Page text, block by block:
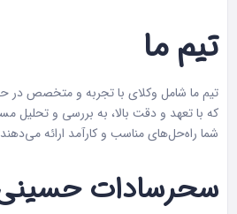
تیم ما
تیم ما شامل وکلای با تجربه و متخصص
که با تعهد و دقت بالا، به بررسی و تحلیل
شما راه‌حل‌های مناسب و کارآمد ارائه
سحرسادات